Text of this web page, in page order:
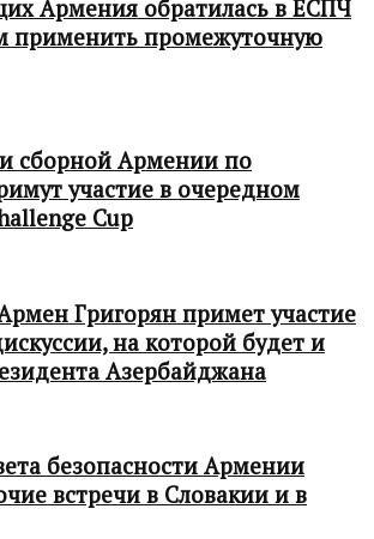
Армения обратилась в ЕСПЧ
применить промежуточную
сборной Армении по
участие в очередном
Cup
Григорян примет участие
на которой будет и
Азербайджана
безопасности Армении
встречи в Словакии и в